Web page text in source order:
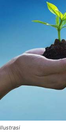
Ilustrasi